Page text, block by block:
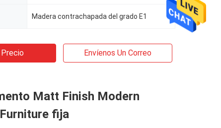
Madera contrachapada del grado E1
Envíenos Un Correo
Matt Finish Modern
fija